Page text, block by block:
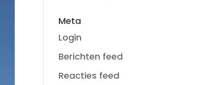
Meta
Login
Berichten feed
Reacties feed